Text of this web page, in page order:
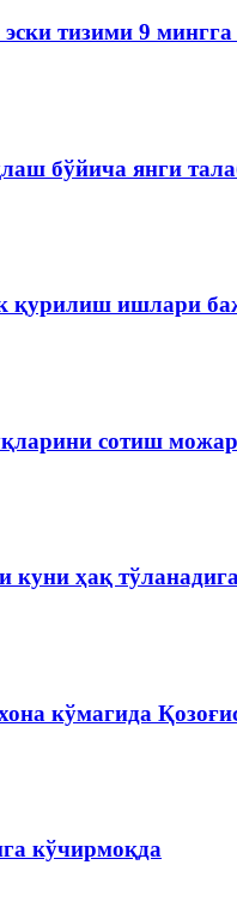
тизими 9
бўйича янги
қурилиш ишлари
сотиш
куни ҳақ
кўмагида
кўчирмоқда